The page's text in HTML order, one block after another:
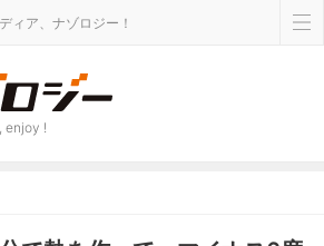
ィア、ナゾロジー！
enjoy !